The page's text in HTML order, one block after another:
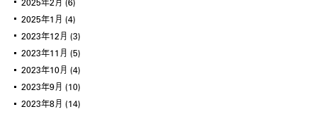
2025年1月 (4)
2023年12月 (3)
2023年11月 (5)
2023年10月 (4)
2023年9月 (10)
2023年8月 (14)